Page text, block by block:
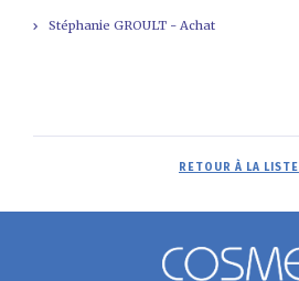
Stéphanie GROULT - Achat
RETOUR À LA LISTE